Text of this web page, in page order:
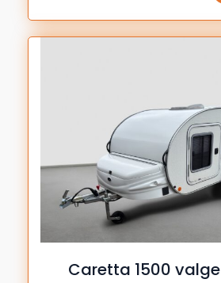
Caretta 1500 valge